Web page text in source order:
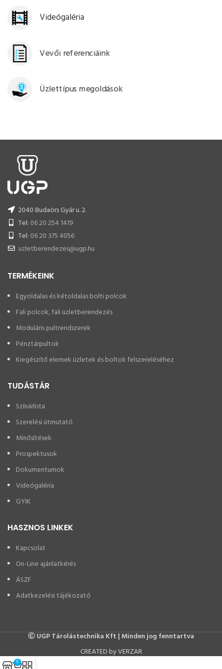
Videógaléria
Vevői referenciáink
Üzlettípus megoldások
2040 Budaörs Gyár u. 2.
Tel: 06 20 254 1419
Tel: 06 20 375 4056
uzletberendezes@ugp.hu
TERMÉKEINK
Egyoldalas és kétoldalas bolti polcok
Fali polcok, fali üzletberendezés
Moduláris pultrendszerek
Pénztárpultok
Kiegészítő elemek üzletek és boltok felszereléséhez
TUDÁSTÁR
Színárlista
Szerelési útmutató
Minősítések
Prospektusok
Dokumentumok
Videógaléria
GYIK
HASZNOS LINKEK
Kapcsolat
On-Line ajánlatkérés
ÁSZF
Adatkezelési tájékozató
UGP Tárolástechnika Kft | Minden jog fenntartva
CREATED by VERZAR
0